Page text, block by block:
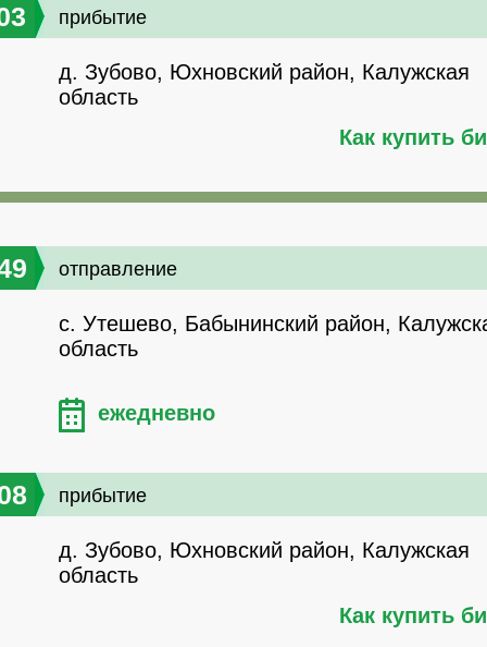
прибытие
д. Зубово, Юхновский район, Калужская
область
Как купить
отправление
с. Утешево, Бабынинский район,
область
ежедневно
прибытие
д. Зубово, Юхновский район, Калужская
область
Как купить